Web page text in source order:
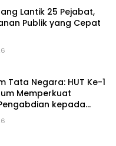
Lantik 25 Pejabat,
Publik yang Cepat
Tata Negara: HUT Ke-1
Memperkuat
kepada